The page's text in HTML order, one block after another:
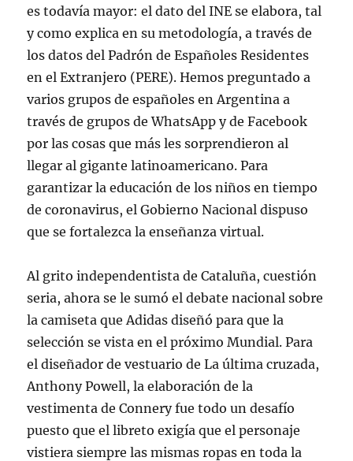
es todavía mayor: el dato del INE se elabora, tal
y como explica en su metodología, a través de
los datos del Padrón de Españoles Residentes
en el Extranjero (PERE). Hemos preguntado a
varios grupos de españoles en Argentina a
través de grupos de WhatsApp y de Facebook
por las cosas que más les sorprendieron al
llegar al gigante latinoamericano. Para
garantizar la educación de los niños en tiempo
de coronavirus, el Gobierno Nacional dispuso
que se fortalezca la enseñanza virtual.
Al grito independentista de Cataluña, cuestión
seria, ahora se le sumó el debate nacional sobre
la camiseta que Adidas diseñó para que la
selección se vista en el próximo Mundial. Para
el diseñador de vestuario de La última cruzada,
Anthony Powell, la elaboración de la
vestimenta de Connery fue todo un desafío
puesto que el libreto exigía que el personaje
vistiera siempre las mismas ropas en toda la